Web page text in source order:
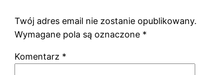
Twój adres email nie zostanie opublikowany.
Wymagane pola są oznaczone *
Komentarz *